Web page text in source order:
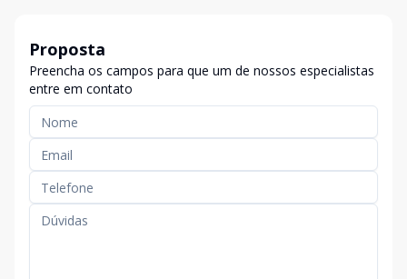
Proposta
Preencha os campos para que um de nossos especialistas
entre em contato